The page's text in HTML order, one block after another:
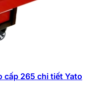
cấp 265 chi tiết Yato